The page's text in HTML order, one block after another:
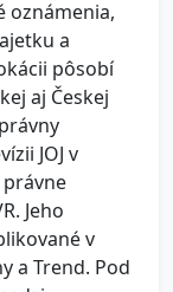
oznámenia,
a
pôsobí
aj Českej
JOJ v
Jeho
v
a Trend. Pod